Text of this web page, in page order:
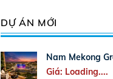
DỰ ÁN MỚI
Nam Mekong
Giá: Loading....